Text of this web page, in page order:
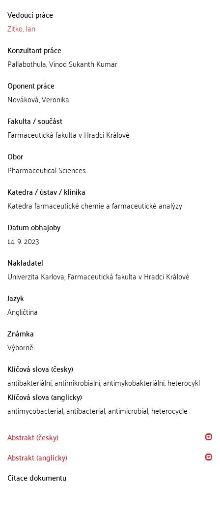
Vedoucí práce
Zitko, Jan
Konzultant práce
Pallabothula, Vinod Sukanth Kumar
Oponent práce
Nováková, Veronika
Fakulta / součást
Farmaceutická fakulta v Hradci Králové
Obor
Pharmaceutical Sciences
Katedra / ústav / klinika
Katedra farmaceutické chemie a farmaceutické analýzy
Datum obhajoby
14. 9. 2023
Nakladatel
Univerzita Karlova, Farmaceutická fakulta v Hradci Králové
Jazyk
Angličtina
Známka
Výborně
Klíčová slova (česky)
antibakteriální, antimikrobiální, antimykobakteriální, heterocykl
Klíčová slova (anglicky)
antimycobacterial, antibacterial, antimicrobial, heterocycle
Abstrakt (česky)
Abstrakt (anglicky)
Citace dokumentu